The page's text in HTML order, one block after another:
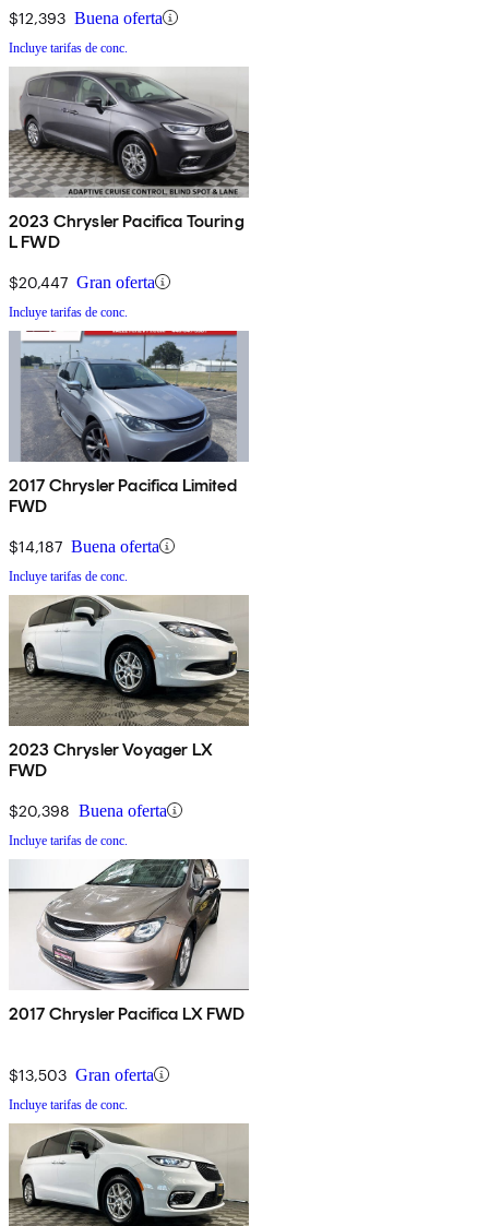
$12,393 Buena oferta
Incluye tarifas de conc.
2023 Chrysler Pacifica Touring
L FWD
$20,447 Gran oferta
Incluye tarifas de conc.
2017 Chrysler Pacifica Limited
FWD
$14,187 Buena oferta
Incluye tarifas de conc.
2023 Chrysler Voyager LX
FWD
$20,398 Buena oferta
Incluye tarifas de conc.
2017 Chrysler Pacifica LX FWD
$13,503 Gran oferta
Incluye tarifas de conc.